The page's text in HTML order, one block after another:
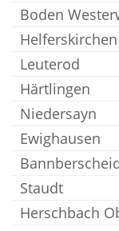
Boden
Helferskirchen
Leuterod
Härtlingen
Niedersayn
Ewighausen
Staudt
Herschbach